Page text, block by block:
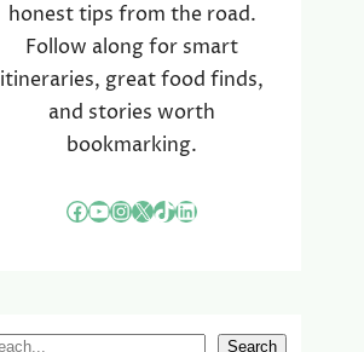
honest tips from the road.
Follow along for smart
itineraries, great food finds,
and stories worth
bookmarking.
Facebook YouTube InstagramX TikTok LinkedIn
Search